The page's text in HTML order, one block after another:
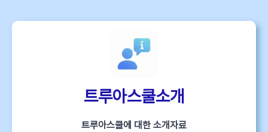
트루아스쿨소개
트루아스쿨에 대한 소개자료